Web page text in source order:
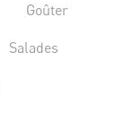
Goûter
Salades